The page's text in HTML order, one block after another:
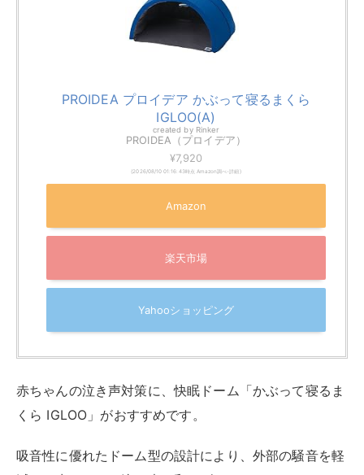
PROIDEA プロイデア かぶって寝るまくら
IGLOO(A)
created by Rinker
PROIDEA（プロイデア）
¥7,920
(2026/08/10 01:16:43時点 Amazon調べ- 詳細)
Amazon
楽天市場
Yahooショッピング
赤ちゃんの泣き声対策に、快眠ドーム「かぶって寝るま
くら IGLOO」がおすすめです。
吸音性に優れたドーム型の設計により、外部の騒音を軽